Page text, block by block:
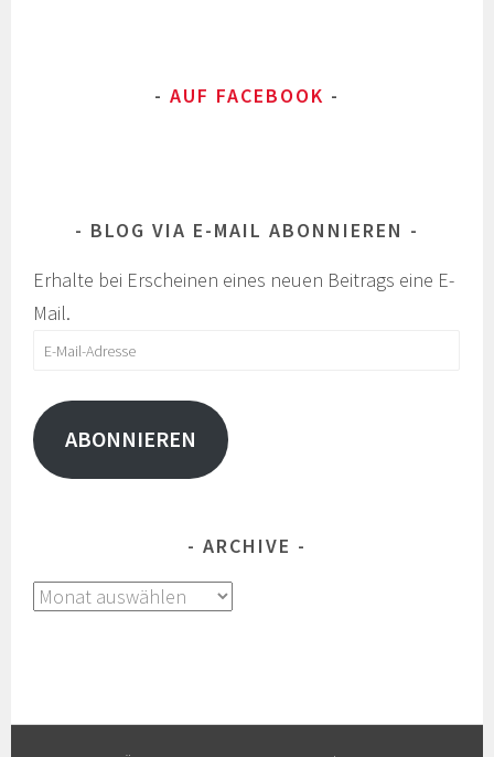
AUF FACEBOOK
BLOG VIA E-MAIL ABONNIEREN
Erhalte bei Erscheinen eines neuen Beitrags eine E-
Mail.
E-
Adresse
ABONNIEREN
ARCHIVE
Archive